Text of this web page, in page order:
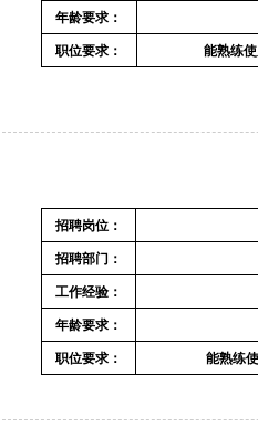
年龄要求：
职位要求： 能熟练
招聘岗位：
招聘部门：
工作经验：
年龄要求：
职位要求： 能熟练